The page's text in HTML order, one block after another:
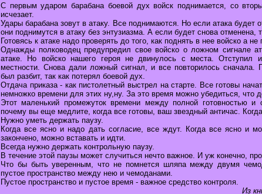
С первым ударом барабана боевой дух войск поднимается, со
исчезает.
Удары барабана зовут в атаку. Все поднимаются. Но если атака будет
они поднимутся в атаку без энтузиазма. А если будет снова отменена,
Готовясь к атаке надо проверять до того, как поднять в нее войско а не
Однажды полководец предупредил свое войско о ложном сигнале
атаке. Но войско нашего героя не двинулось с места. Отступил
местности. Снова дали ложный сигнал, и все повторилось сначала.
был разбит, так как потерял боевой дух.
Отдача приказа - как пистолетный выстрел на старте. Все готовы
немножко времени для этих ну,ну. За это время можно убедиться, что
Этот маленький промежуток времени между полной готовностью и
почему вы еще медлите, когда все готовы, ваш звездный античас.
Нужно уметь держать паузу.
Когда все ясно и надо дать согласие, все ждут. Когда все ясно и
закончено, можно вставать и идти.
Всегда нужно держать контрольную паузу.
В течение этой паузы может случиться нечто важное. И уж конечно,
Что бы быть уверенным, что не помнется шляпа между двумя
пустое пространство между нею и чемоданами.
Пустое пространство и пустое время - важное средство контроля.
Из